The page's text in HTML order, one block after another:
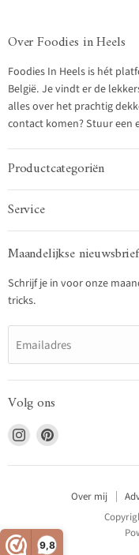
9,8
Over Foodies in Heels
Foodies In Heels is hét
België. Je vindt er de
alles over het prachtig
contact komen? Stuur een
Productcategoriën
Service
Maandelijkse nieuwsbrief
Schrijf je in voor onze
tricks.
Emailadres
Volg ons
Vind
ons
op
Vind
op
Over mij